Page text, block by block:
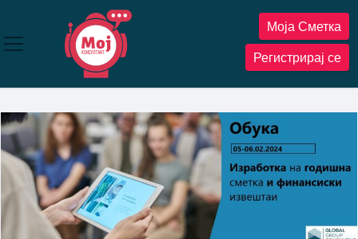
содржината
Моја Сметка
Регистрирај се